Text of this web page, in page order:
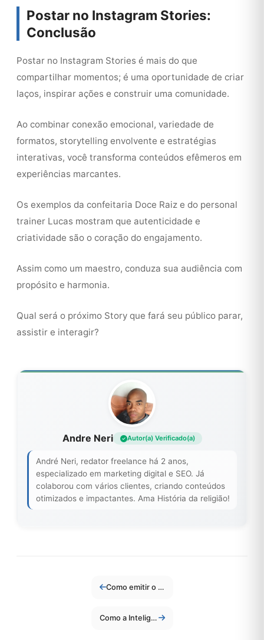
Postar no Instagram Stories:
Conclusão
Postar no Instagram Stories é mais do que
compartilhar momentos; é uma oportunidade de criar
laços, inspirar ações e construir uma comunidade.
Ao combinar conexão emocional, variedade de
formatos, storytelling envolvente e estratégias
interativas, você transforma conteúdos efêmeros em
experiências marcantes.
Os exemplos da confeitaria Doce Raiz e do personal
trainer Lucas mostram que autenticidade e
criatividade são o coração do engajamento.
Assim como um maestro, conduza sua audiência com
propósito e harmonia.
Qual será o próximo Story que fará seu público parar,
assistir e interagir?
Andre Neri Autor(a) Verificado(a)
André Neri, redator freelance há 2 anos,
especializado em marketing digital e SEO. Já
colaborou com vários clientes, criando conteúdos
otimizados e impactantes. Ama História da religião!
Como emitir o RG pela internet: veja o que mudou
Como a Inteligência Artificial Facilita Tarefas do Dia a Dia